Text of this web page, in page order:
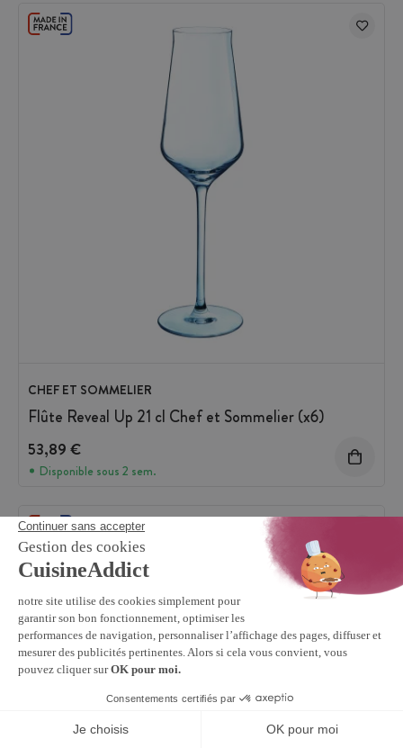
CHEF ET SOMMELIER
Flûte Reveal Up 21 cl Chef et Sommelier (x6)
53,89 €
Disponible sous 2 sem.